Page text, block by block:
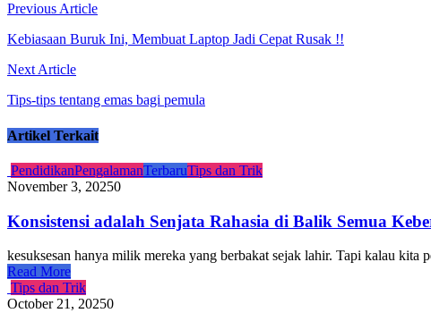
Previous Article
Kebiasaan Buruk Ini, Membuat Laptop Jadi Cepat Rusak !!
Next Article
Tips-tips tentang emas bagi pemula
Artikel Terkait
PendidikanPengalamanTerbaruTips dan Trik
November 3, 20250
Konsistensi adalah Senjata Rahasia di Balik Semua
kesuksesan hanya milik mereka yang berbakat sejak lahir. Tapi kalau
Read More
Tips dan Trik
October 21, 20250